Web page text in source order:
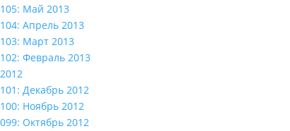
105: Май 2013
104: Апрель 2013
103: Март 2013
102: Февраль 2013
2012
101: Декабрь 2012
100: Ноябрь 2012
099: Октябрь 2012